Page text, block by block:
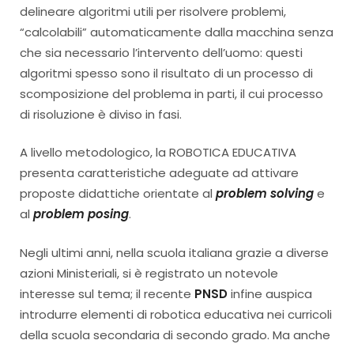
delineare algoritmi utili per risolvere problemi,
“calcolabili” automaticamente dalla macchina senza
che sia necessario l’intervento dell’uomo: questi
algoritmi spesso sono il risultato di un processo di
scomposizione del problema in parti, il cui processo
di risoluzione è diviso in fasi.
A livello metodologico, la ROBOTICA EDUCATIVA
presenta caratteristiche adeguate ad attivare
proposte didattiche orientate al problem solvinge
al problem posing.
Negli ultimi anni, nella scuola italiana grazie a diverse
azioni Ministeriali, si è registrato un notevole
interesse sul tema; il recente PNSDinfine auspica
introdurre elementi di robotica educativa nei curricoli
della scuola secondaria di secondo grado. Ma anche